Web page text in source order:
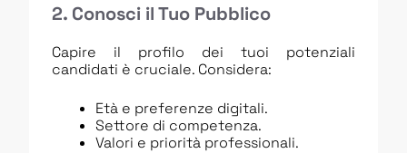
2. Conosci il Tuo Pubblico
Capire il profilo dei tuoi potenziali
candidati è cruciale. Considera:
Età e preferenze digitali.
Settore di competenza.
Valori e priorità professionali.